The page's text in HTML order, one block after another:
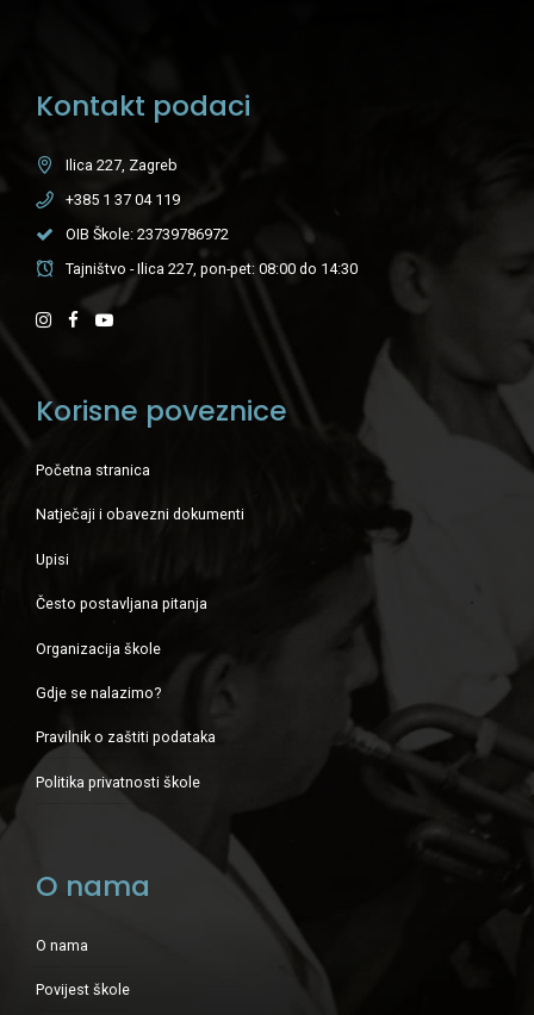
Kontakt podaci
Ilica 227, Zagreb
+385 1 37 04 119
OIB Škole: 23739786972
Tajništvo - Ilica 227, pon-pet: 08:00 do 14:30
Korisne poveznice
Početna stranica
Natječaji i obavezni dokumenti
Upisi
Često postavljana pitanja
Organizacija škole
Gdje se nalazimo?
Pravilnik o zaštiti podataka
Politika privatnosti škole
O nama
O nama
Povijest škole